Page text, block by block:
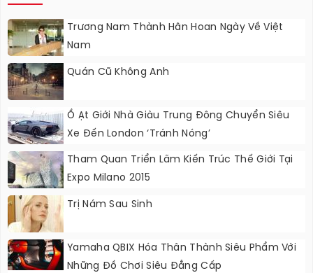
Trương Nam Thành Hân Hoan Ngày Về Việt
Nam
Quán Cũ Không Anh
Ồ Ạt Giới Nhà Giàu Trung Đông Chuyển Siêu
Xe Đến London ‘tránh Nóng’
Tham Quan Triển Lãm Kiến Trúc Thế Giới Tại
Expo Milano 2015
Trị Nám Sau Sinh
Yamaha QBIX Hóa Thân Thành Siêu Phẩm Với
Những Đồ Chơi Siêu Đẳng Cấp